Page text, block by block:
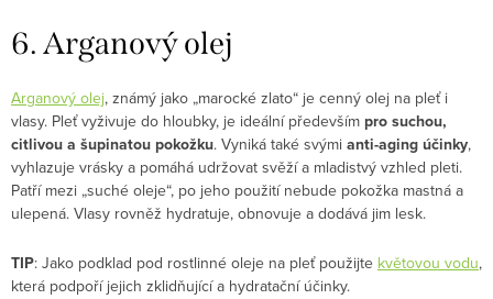
6. Arganový olej
Arganový olej, známý jako „marocké zlato“ je cenný olej na pleť i
vlasy. Pleť vyživuje do hloubky, je ideální především pro suchou,
citlivou a šupinatou pokožku. Vyniká také svými anti-aging účinky,
vyhlazuje vrásky a pomáhá udržovat svěží a mladistvý vzhled pleti.
Patří mezi „suché oleje“, po jeho použití nebude pokožka mastná a
ulepená. Vlasy rovněž hydratuje, obnovuje a dodává jim lesk.
TIP: Jako podklad pod rostlinné oleje na pleť použijte květovou vodu,
která podpoří jejich zklidňující a hydratační účinky.